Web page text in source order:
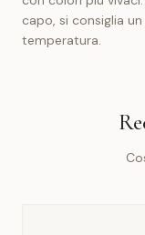
capo, si consiglia
temperatura.